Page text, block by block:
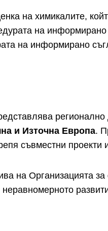
на химикалите,
на
на информирано
и Източна Европа.
съвместни проекти
на Организацията